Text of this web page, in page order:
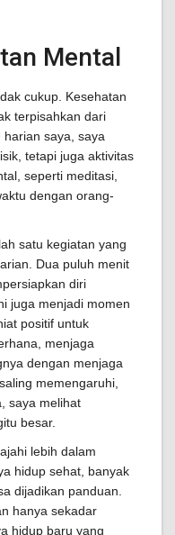
Mental
cukup. Kesehatan
terpisahkan dari
saya, saya
tetapi juga aktivitas
seperti meditasi,
dengan orang-
satu kegiatan yang
Dua puluh menit
diri
juga menjadi momen
positif untuk
menjaga
dengan menjaga
memengaruhi,
saya melihat
besar.
lebih dalam
hidup sehat, banyak
dijadikan panduan.
hanya sekadar
hidup baru yang